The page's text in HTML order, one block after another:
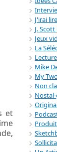
et
J'irai
J.
Jeux
La
Lecture
Mike
My
Non